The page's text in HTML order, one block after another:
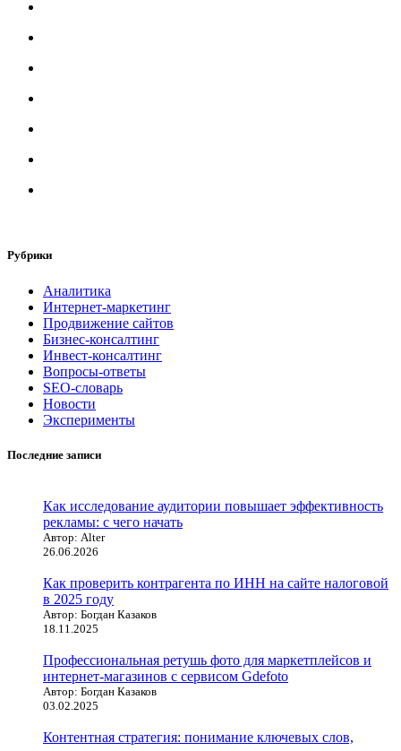
Рубрики
Аналитика
Интернет-маркетинг
Продвижение сайтов
Бизнес-консалтинг
Инвест-консалтинг
Вопросы-ответы
SEO-словарь
Новости
Эксперименты
Последние записи
Как исследование аудитории повышает эффективность
рекламы: с чего начать
Автор: Alter
26.06.2026
Как проверить контрагента по ИНН на сайте налоговой
в 2025 году
Автор: Богдан Казаков
18.11.2025
Профессиональная ретушь фото для маркетплейсов и
интернет-магазинов с сервисом Gdefoto
Автор: Богдан Казаков
03.02.2025
Контентная стратегия: понимание ключевых слов,